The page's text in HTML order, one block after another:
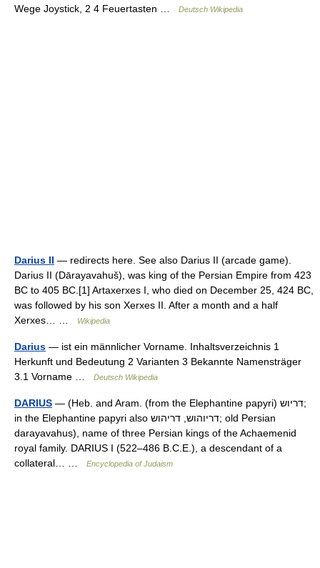
Wege Joystick, 2 4 Feuertasten …
Deutsch Wikipedia
Darius II — redirects here. See also Darius II (arcade game).
Darius II (Dārayavahuš), was king of the Persian Empire from 423
BC to 405 BC.[1] Artaxerxes I, who died on December 25, 424 BC,
was followed by his son Xerxes II. After a month and a half
Xerxes… …
Wikipedia
Darius — ist ein männlicher Vorname. Inhaltsverzeichnis 1
Herkunft und Bedeutung 2 Varianten 3 Bekannte Namensträger
3.1 Vorname …
Deutsch Wikipedia
DARIUS — (Heb. and Aram. (from the Elephantine papyri) דריוש;
in the Elephantine papyri also דריוהוש, דריהוש; old Persian
darayavahus), name of three Persian kings of the Achaemenid
royal family. DARIUS I (522–486 B.C.E.), a descendant of a
collateral… …
Encyclopedia of Judaism